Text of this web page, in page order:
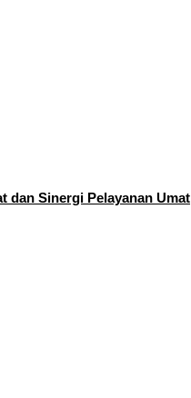
dan Sinergi Pelayanan Umat